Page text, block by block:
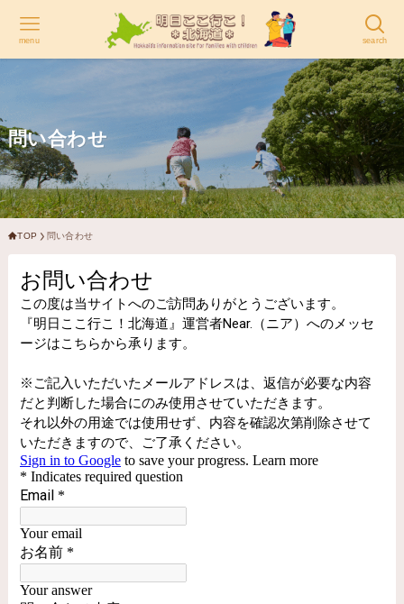
search
menu
問い合わせ
TOP 問い合わせ